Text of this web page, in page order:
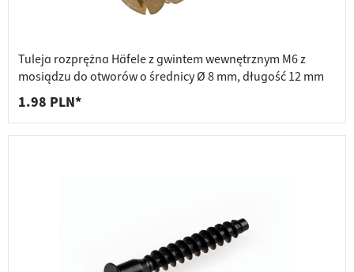
Tuleja rozprężna Häfele z gwintem wewnętrznym M6 z
mosiądzu do otworów o średnicy Ø 8 mm, długość 12 mm
1.98 PLN*